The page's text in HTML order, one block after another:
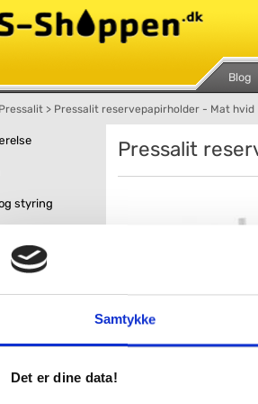
Samtykke
Det er dine data!
Blog
Pressalit > Pressalit reservepapirholder - Mat hvid
styring
og tilbehør
stophaner
Pressalit